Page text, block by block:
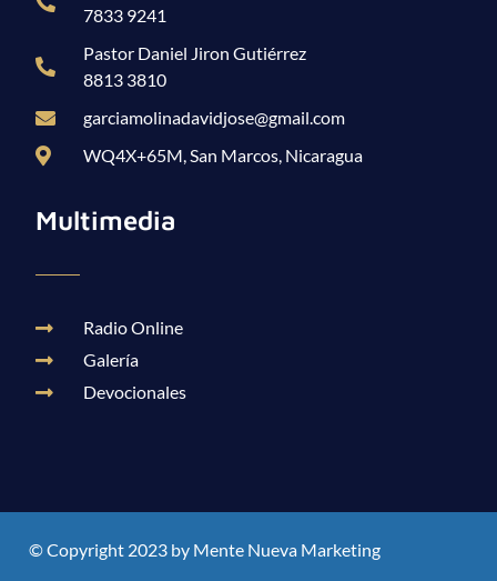
7833 9241
Pastor Daniel Jiron Gutiérrez
8813 3810
garciamolinadavidjose@gmail.com
WQ4X+65M, San Marcos, Nicaragua
Multimedia
Radio Online
Galería
Devocionales
© Copyright 2023 by Mente Nueva Marketing